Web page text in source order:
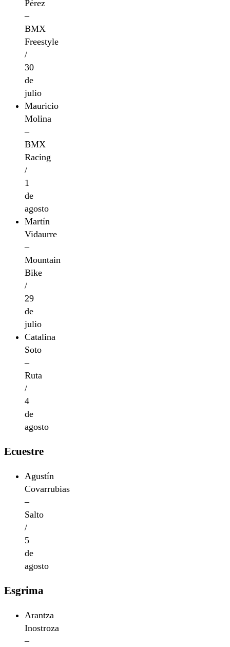
Pérez
–
BMX
Freestyle
/
30
de
julio
Mauricio
Molina
–
BMX
Racing
/
1
de
agosto
Martín
Vidaurre
–
Mountain
Bike
/
29
de
julio
Catalina
Soto
–
Ruta
/
4
de
agosto
Ecuestre
Agustín
Covarrubias
–
Salto
/
5
de
agosto
Esgrima
Arantza
Inostroza
–